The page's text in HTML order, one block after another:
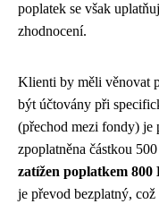
poplatek se však
zhodnocení.
Klienti by měli věnovat
být účtovány při
(přechod mezi fondy) je
zpoplatněna částkou
zatížen poplatkem 800
je převod bezplatný,